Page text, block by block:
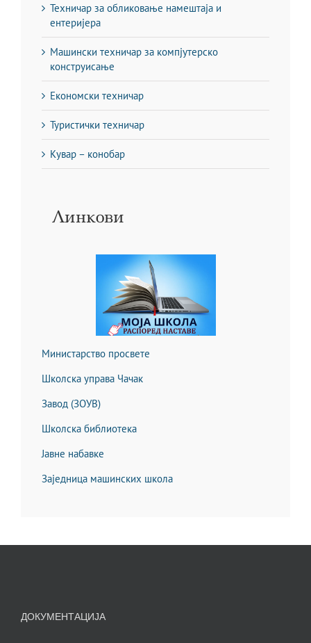
Техничар за обликовање намештаја и
ентеријера
Машински техничар за компјутерско
конструисање
Економски техничар
Туристички техничар
Кувар – конобар
Линкови
Министарство просвете
Школска управа Чачак
Завод (ЗОУВ)
Школска библиотека
Јавне набавке
Заједница машинских школа
ДОКУМЕНТАЦИЈА